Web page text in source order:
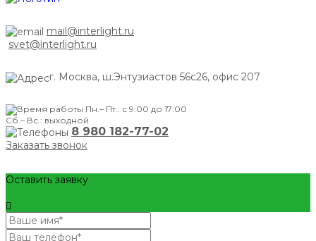
mail@interlight.ru
svet@interlight.ru
г. Москва, ш.Энтузиастов 56с26, офис 207
Пн.– Пт.: с 9:00 до 17:00
Сб.– Вс.: выходной
8 980 182-77-02
Заказать звонок
Оставить заявку